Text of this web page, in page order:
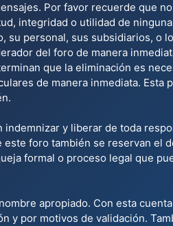
Por favor recuerde que
integridad o utilidad de
su personal, sus subsidiarios, o
del foro de manera
que la eliminación es
de manera inmediata. Esta
y liberar de toda
foro también se reservan el
formal o proceso legal que
apropiado. Con esta
y por motivos de validación.